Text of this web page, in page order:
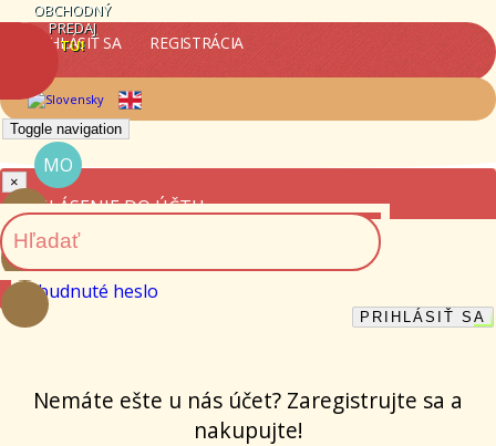
PRIHLÁSIŤ SA REGISTRÁCIA
OBCHODNÝ
PREDAJ
TU!
Toggle navigation
MO
×
PRIHLÁSENIE DO ÚČTU
E-MAIL:
HESLO:
Zabudnuté heslo
PRIHLÁSIŤ SA
Nemáte ešte u nás účet? Zaregistrujte sa a
nakupujte!